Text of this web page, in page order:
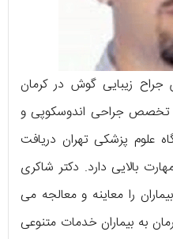
زیبایی گوش در کرمان
جراحی اندوسکوپی و
علوم پزشکی تهران دریافت
بالایی دارد. دکتر شاکری
را معاینه و معالجه می
به بیماران خدمات متنوعی